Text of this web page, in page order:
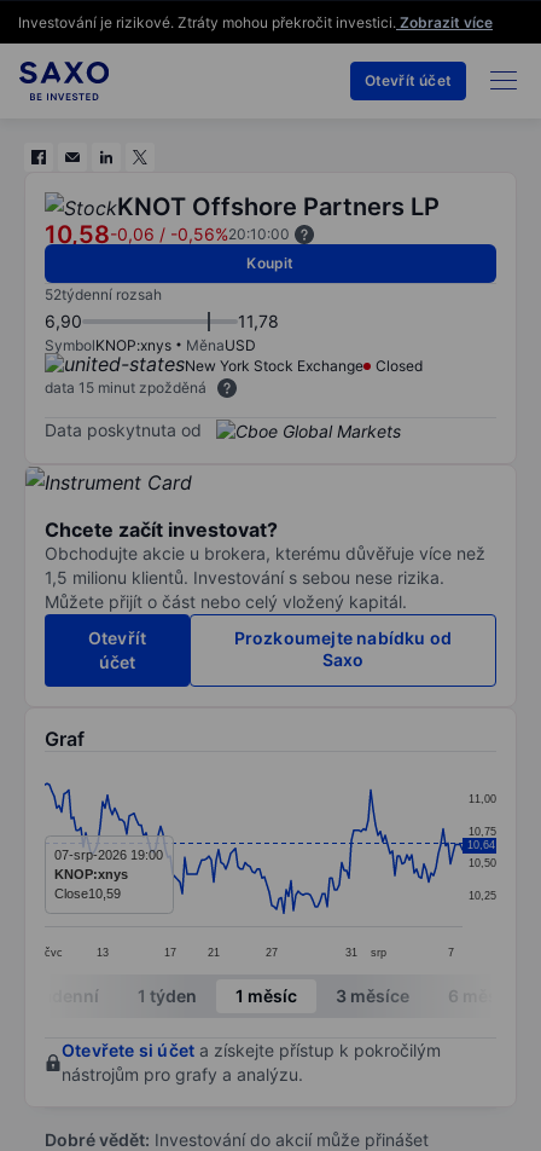
Investování je rizikové. Ztráty mohou překročit investici. Zobrazit více
Otevřít účet
KNOT Offshore Partners LP
10,58-0,06 / -0,56%20:10:00
Koupit
52týdenní rozsah
6,90 11,78
SymbolKNOP:xnys MěnaUSD
New York Stock Exchange
Closed
data 15 minut zpožděná
Data poskytnuta od
Chcete začít investovat?
Obchodujte akcie u brokera, kterému důvěřuje více než
1,5 milionu klientů. Investování s sebou nese rizika.
Můžete přijít o část nebo celý vložený kapitál.
Otevřít
účet
Prozkoumejte nabídku od
Saxo
Graf
Line chart with 174 data points.
The chart has 1 X axis displaying categories.
The chart has 1 Y axis displaying values. Data ranges
čvc 13 17 21 27 31 srp 7
10,25
10,50
10,75
11,00
10,64
07-srp-2026 19:00
KNOP:xnys
Close10,59
End of interactive chart.
Intradenní 1 týden 1 měsíc 3 měsíce 6 měsíců
Otevřete si účet a získejte přístup k pokročilým
nástrojům pro grafy a analýzu.
Dobré vědět: Investování do akcií může přinášet